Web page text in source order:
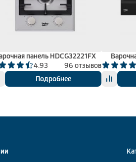
панель HDCG32221FX
4.93
96 отзывов
Подробнее